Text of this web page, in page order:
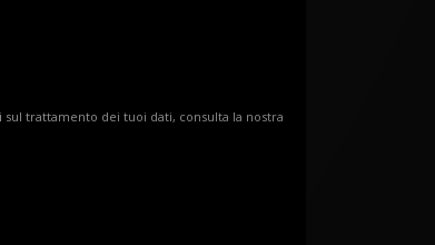
trattamento dei tuoi dati, consulta la nostra